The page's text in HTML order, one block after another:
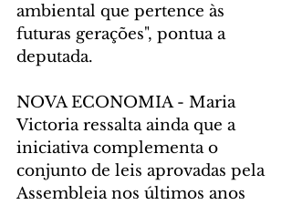
ambiental que pertence às
futuras gerações", pontua a
deputada.
NOVA ECONOMIA - Maria
Victoria ressalta ainda que a
iniciativa complementa o
conjunto de leis aprovadas pela
Assembleia nos últimos anos